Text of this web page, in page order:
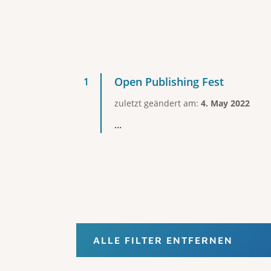
Open Publishing Fest
zuletzt geändert am: 4. May 2022
...
ALLE FILTER ENTFERNEN